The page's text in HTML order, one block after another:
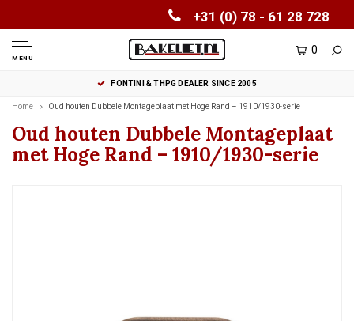
+31 (0) 78 - 61 28 728
MENU
0
FONTINI & THPG DEALER SINCE 2005
Home Oud houten Dubbele Montageplaat met Hoge Rand – 1910/1930-serie
Oud houten Dubbele Montageplaat
met Hoge Rand – 1910/1930-serie